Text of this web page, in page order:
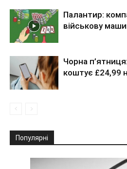
Палантир:
військову
Чорна
коштує £24,99
Популярні